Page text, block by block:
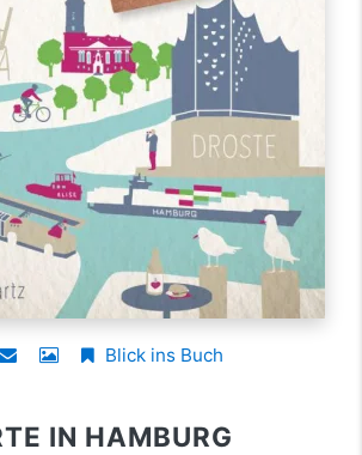
Blick ins Buch
IN HAMBURG